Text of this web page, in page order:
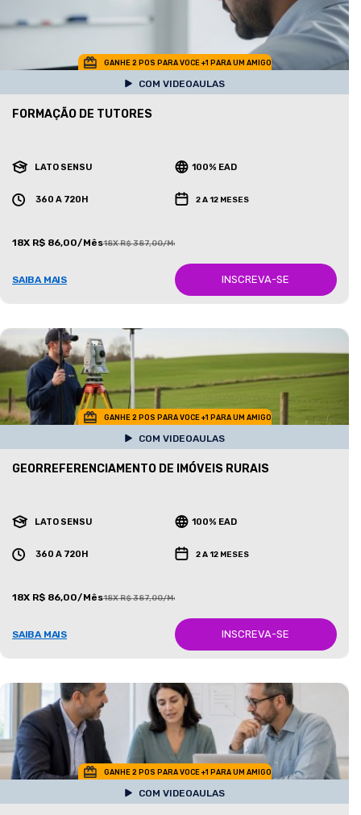
GANHE 2 POS PARA VOCE +1 PARA UM AMIGO
COM VIDEOAULAS
FORMAÇÃO DE TUTORES
LATO SENSU 100% EAD
360 A 720H 2 A 12 MESES
18X R$ 86,00/Mês18X R$ 387,00/Mês
SAIBA MAIS INSCREVA-SE
GANHE 2 POS PARA VOCE +1 PARA UM AMIGO
COM VIDEOAULAS
GEORREFERENCIAMENTO DE IMÓVEIS RURAIS
LATO SENSU 100% EAD
360 A 720H 2 A 12 MESES
18X R$ 86,00/Mês18X R$ 387,00/Mês
SAIBA MAIS INSCREVA-SE
GANHE 2 POS PARA VOCE +1 PARA UM AMIGO
COM VIDEOAULAS